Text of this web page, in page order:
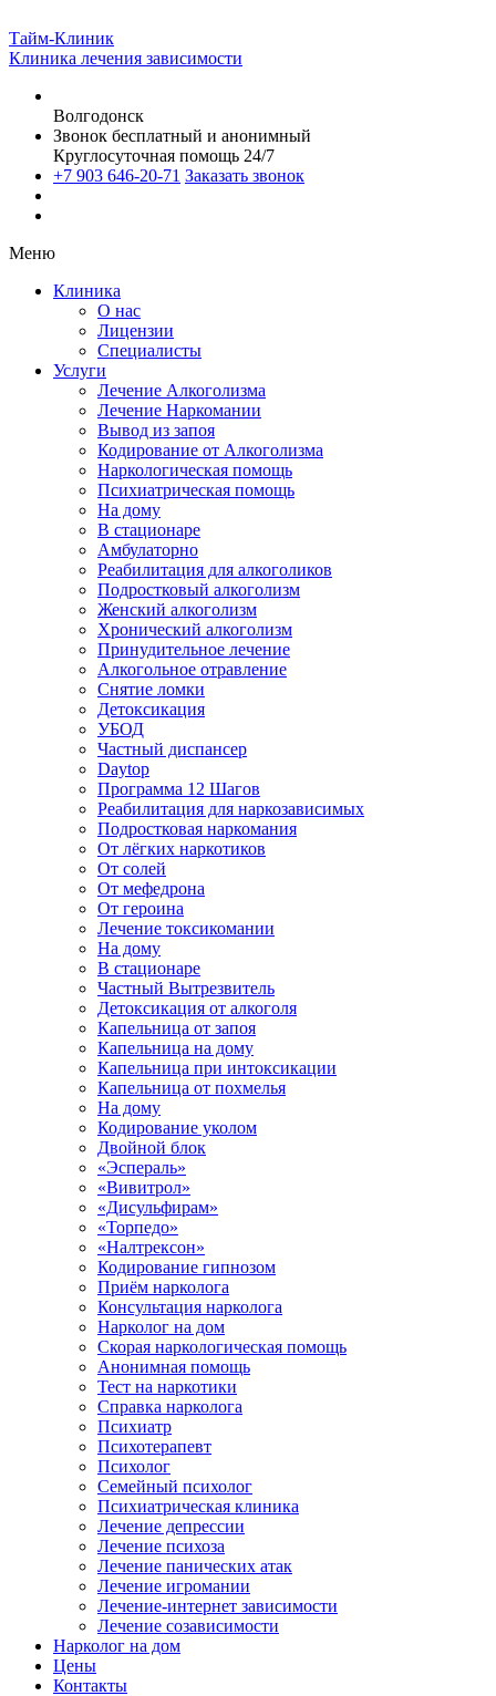
Тайм-Клиник
Клиника лечения зависимости
Волгодонск
Звонок бесплатный и анонимный
Круглосуточная помощь 24/7
+7 903 646-20-71 Заказать звонок
Меню
Клиника
О нас
Лицензии
Специалисты
Услуги
Лечение Алкоголизма
Лечение Наркомании
Вывод из запоя
Кодирование от Алкоголизма
Наркологическая помощь
Психиатрическая помощь
На дому
В стационаре
Амбулаторно
Реабилитация для алкоголиков
Подростковый алкоголизм
Женский алкоголизм
Хронический алкоголизм
Принудительное лечение
Алкогольное отравление
Снятие ломки
Детоксикация
УБОД
Частный диспансер
Daytop
Программа 12 Шагов
Реабилитация для наркозависимых
Подростковая наркомания
От лёгких наркотиков
От солей
От мефедрона
От героина
Лечение токсикомании
На дому
В стационаре
Частный Вытрезвитель
Детоксикация от алкоголя
Капельница от запоя
Капельница на дому
Капельница при интоксикации
Капельница от похмелья
На дому
Кодирование уколом
Двойной блок
«Эспераль»
«Вивитрол»
«Дисульфирам»
«Торпедо»
«Налтрексон»
Кодирование гипнозом
Приём нарколога
Консультация нарколога
Нарколог на дом
Скорая наркологическая помощь
Анонимная помощь
Тест на наркотики
Справка нарколога
Психиатр
Психотерапевт
Психолог
Семейный психолог
Психиатрическая клиника
Лечение депрессии
Лечение психоза
Лечение панических атак
Лечение игромании
Лечение-интернет зависимости
Лечение созависимости
Нарколог на дом
Цены
Контакты